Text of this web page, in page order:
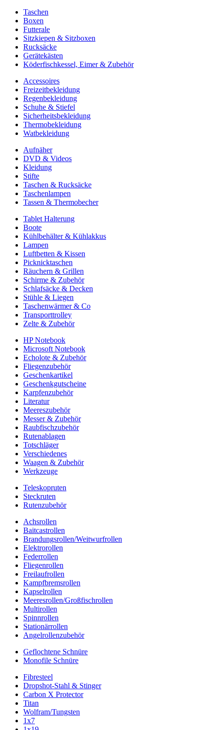
Taschen
Boxen
Futterale
Sitzkiepen & Sitzboxen
Rucksäcke
Gerätekästen
Köderfischkessel, Eimer & Zubehör
Accessoires
Freizeitbekleidung
Regenbekleidung
Schuhe & Stiefel
Sicherheitsbekleidung
Thermobekleidung
Watbekleidung
Aufnäher
DVD & Videos
Kleidung
Stifte
Taschen & Rucksäcke
Taschenlampen
Tassen & Thermobecher
Tablet Halterung
Boote
Kühlbehälter & Kühlakkus
Lampen
Luftbetten & Kissen
Picknicktaschen
Räuchern & Grillen
Schirme & Zubehör
Schlafsäcke & Decken
Stühle & Liegen
Taschenwärmer & Co
Transporttrolley
Zelte & Zubehör
HP Notebook
Microsoft Notebook
Echolote & Zubehör
Fliegenzubehör
Geschenkartikel
Geschenkgutscheine
Karpfenzubehör
Literatur
Meereszubehör
Messer & Zubehör
Raubfischzubehör
Rutenablagen
Totschläger
Verschiedenes
Waagen & Zubehör
Werkzeuge
Teleskopruten
Steckruten
Rutenzubehör
Achsrollen
Baitcastrollen
Brandungsrollen/Weitwurfrollen
Elektrorollen
Federrollen
Fliegenrollen
Freilaufrollen
Kampfbremsrollen
Kapselrollen
Meeresrollen/Großfischrollen
Multirollen
Spinnrollen
Stationärrollen
Angelrollenzubehör
Geflochtene Schnüre
Monofile Schnüre
Fibresteel
Dropshot-Stahl & Stinger
Carbon X Protector
Titan
Wolfram/Tungsten
1x7